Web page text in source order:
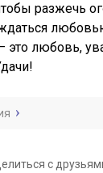
разжечь
это любовь,
с